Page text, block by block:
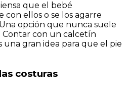
que el bebé
ellos o se los agarre
opción que nunca suele
Contar con un calcetín
una gran idea para que el pie
costuras